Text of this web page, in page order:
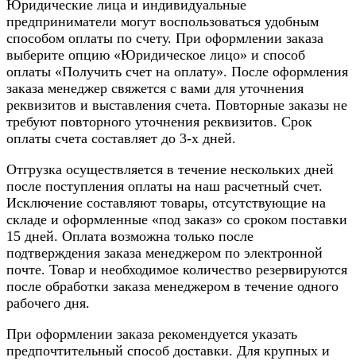
Юридические лица и индивидуальные
предприниматели могут воспользоваться удобным
способом оплаты по счету. При оформлении заказа
выберите опцию «Юридическое лицо» и способ
оплаты «Получить счет на оплату». После оформления
заказа менеджер свяжется с вами для уточнения
реквизитов и выставления счета. Повторные заказы не
требуют повторного уточнения реквизитов. Срок
оплаты счета составляет до 3-х дней.
Отгрузка осуществляется в течение нескольких дней
после поступления оплаты на наш расчетный счет.
Исключение составляют товары, отсутствующие на
складе и оформленные «под заказ» со сроком поставки
15 дней. Оплата возможна только после
подтверждения заказа менеджером по электронной
почте. Товар и необходимое количество резервируются
после обработки заказа менеджером в течение одного
рабочего дня.
При оформлении заказа рекомендуется указать
предпочтительный способ доставки. Для крупных и